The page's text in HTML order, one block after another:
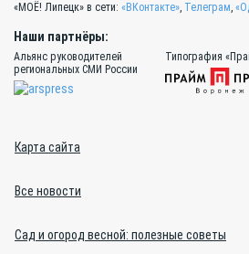
«МОЁ! Липецк» в сети: «ВКонтакте», Телеграм,
Наши партнёры:
Альянс руководителей
региональных СМИ России
Типография
Карта сайта
Все новости
Сад и огород весной: полезные советы